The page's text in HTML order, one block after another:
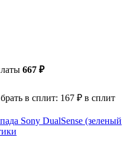
667 ₽
в сплит: 167 ₽ в сплит
Sony DualSense (зеленый